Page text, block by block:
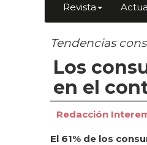
Revista
Tendencias
Los
en el
Redacción
El 61% de los